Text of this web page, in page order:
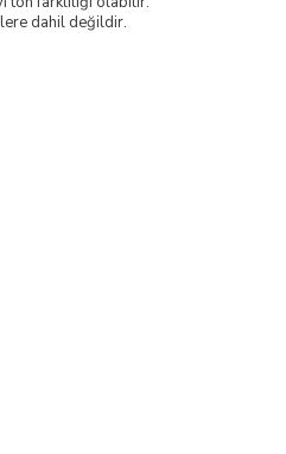
dahil değildir.